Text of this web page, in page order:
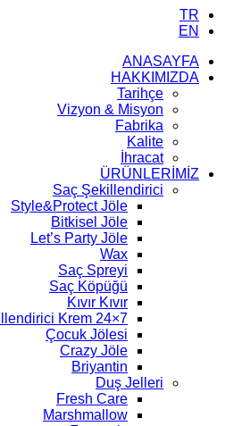
TR
EN
ANASAYFA
HAKKIMIZDA
Tarihçe
Vizyon & Misyon
Fabrika
Kalite
İhracat
ÜRÜNLERİMİZ
Saç Şekillendirici
Style&Protect Jöle
Bitkisel Jöle
Let’s Party Jöle
Wax
Saç Spreyi
Saç Köpüğü
Kıvır Kıvır
7×24 Şekillendirici Krem
Çocuk Jölesi
Crazy Jöle
Briyantin
Duş Jelleri
Fresh Care
Marshmallow